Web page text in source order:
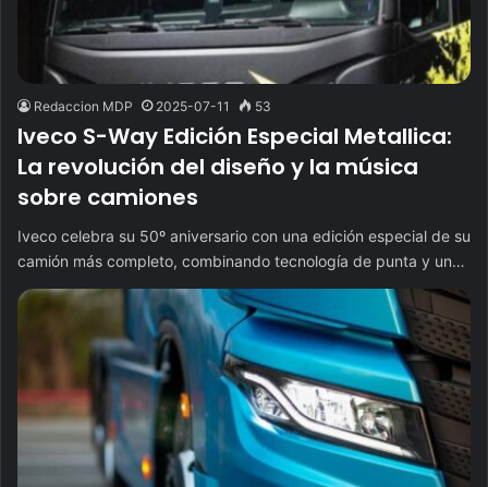
Redaccion MDP 2025-07-11 53
Iveco S-Way Edición Especial Metallica:
La revolución del diseño y la música
sobre camiones
Iveco celebra su 50º aniversario con una edición especial de su
camión más completo, combinando tecnología de punta y un…